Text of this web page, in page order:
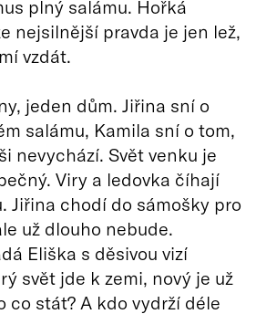
plný salámu. Hořká
nejsilnější pravda je jen lež,
vzdát.
jeden dům. Jiřina sní o
salámu, Kamila sní o tom,
nevychází. Svět venku je
Viry a ledovka číhají
Jiřina chodí do sámošky pro
už dlouho nebude.
Eliška s děsivou vizí
svět jde k zemi, nový je už
co stát? A kdo vydrží déle